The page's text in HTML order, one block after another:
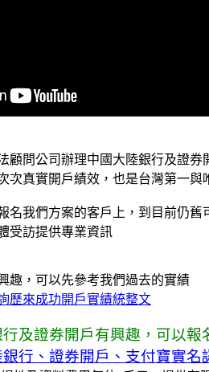
顧問公司辦理中國大陸銀行及證
次真實開戶績效，也是台灣第一
名我們方案的客戶上，到目前仍
受訪提供專業資訊
趣，可以先參考我們過去的實績
歷來成功開戶實績統整文
及證券開戶有興趣，可以報
行、證券開戶、支付寶實名